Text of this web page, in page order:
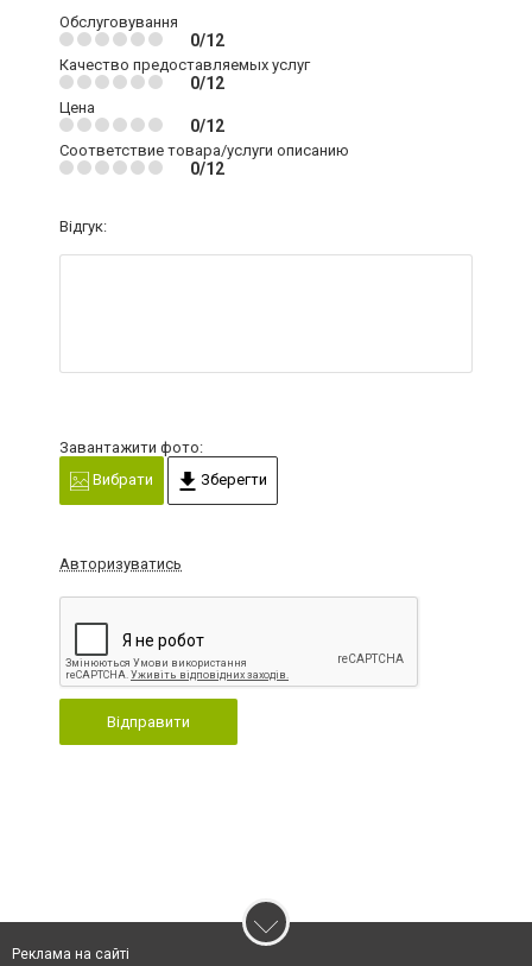
Обслуговування
0/12
Качество предоставляемых услуг
0/12
Цена
0/12
Соответствие товара/услуги описанию
0/12
Відгук:
Завантажити фото:
Вибрати
Зберегти
Авторизуватись
Відправити
Реклама на сайті